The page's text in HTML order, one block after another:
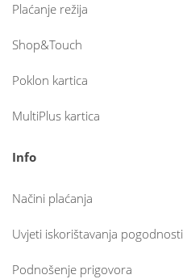
Plaćanje režija
Shop&Touch
Poklon kartica
MultiPlus kartica
Info
Načini plaćanja
Uvjeti iskorištavanja pogodnosti
Podnošenje prigovora